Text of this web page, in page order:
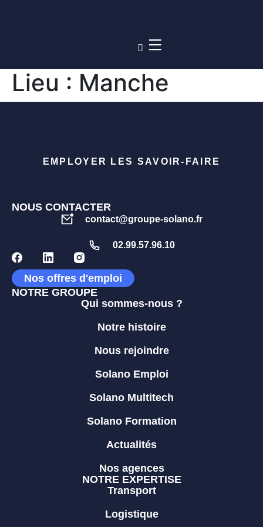
Lieu : Manche
EMPLOYER LES SAVOIR-FAIRE
NOUS CONTACTER
contact@groupe-solano.fr
02.99.57.96.10
Nos offres d'emploi
NOTRE GROUPE
Qui sommes-nous ?
Notre histoire
Nous rejoindre
Solano Emploi
Solano Multitech
Solano Formation
Actualités
Nos agences
NOTRE EXPERTISE
Transport
Logistique